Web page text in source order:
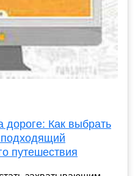
Как выбрать
подходящий
путешествия